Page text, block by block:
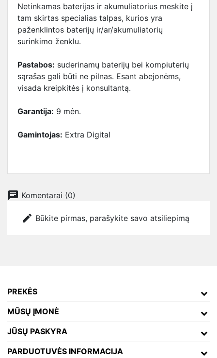
Netinkamas baterijas ir akumuliatorius meskite į
tam skirtas specialias talpas, kurios yra
paženklintos baterijų ir/ar/akumuliatorių
surinkimo ženklu.
Pastabos: suderinamų baterijų bei kompiuterių
sąrašas gali būti ne pilnas. Esant abejonėms,
visada kreipkitės į konsultantą.
Garantija: 9 mėn.
Gamintojas: Extra Digital
chat Komentarai (0)
edit Būkite pirmas, parašykite savo atsiliepimą
PREKĖS
MŪSŲ ĮMONĖ
JŪSŲ PASKYRA
PARDUOTUVĖS INFORMACIJA